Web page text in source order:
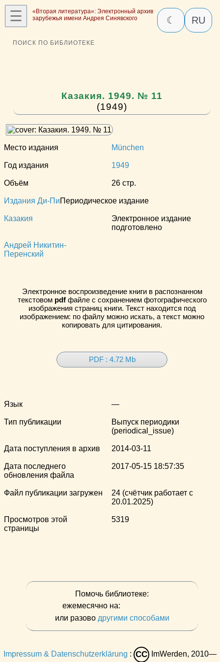
☰
«Вторая литература»: Электронный архив
зарубежья имени Андрея Синявского
☾ RU
ПОИСК ПО БИБЛИОТЕКЕ
Казакия. 1949. № 11
(1949)
Место издания München
Год издания 1949
Объём 26 стр.
Издания Ди-ПиПериодическое издание
Казакия
Электронное издание
подготовлено
Андрей Никитин-
Перенский
Электронное воспроизведение книги в распознанном
текстовом pdfфайле с сохранением фотографического
изображения страниц книги. Текст находится под
изображением: по файлу можно искать, а текст можно
копировать для цитирования.
PDF : 4.72 Mb
Язык —
Тип публикации
Выпуск периодики
(periodical_issue)
Дата поступления в архив 2014-03-11
Дата последнего
обновления файла
2017-05-15 18:57:35
Файл публикации загружен
24 (счётчик работает с
20.01.2025)
Просмотров этой
страницы
5319
Помочь библиотеке:
ежемесячно на:
или разово другими способами
Impressum & Datenschutzerklärung : CC ImWerden, 2010—